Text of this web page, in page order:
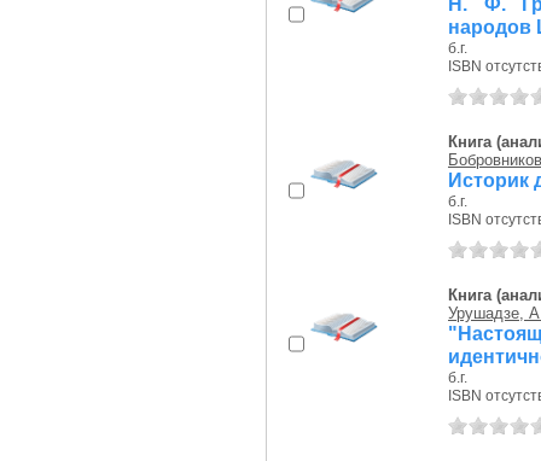
народов
б.г.
ISBN
Книга
Историк
б.г.
ISBN
Книга
Урушадзе,
б.г.
ISBN